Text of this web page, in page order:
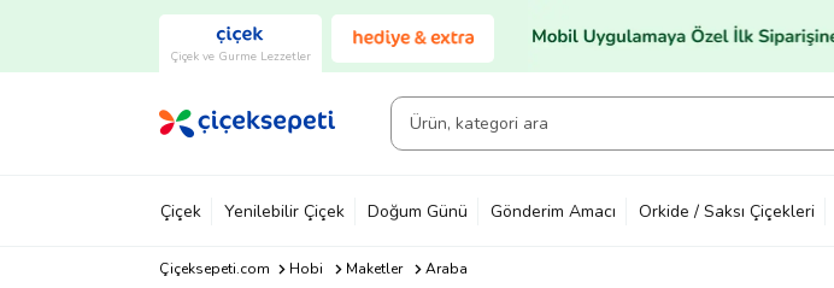
Çiçek ve Gurme Lezzetler
Çiçek Yenilebilir Çiçek Doğum Günü Gönderim Amacı Orkide / Saksı Çiçekleri
Çiçeksepeti.com Hobi Maketler Araba